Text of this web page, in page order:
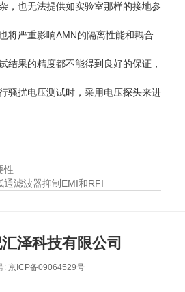
，也无法提供如实验室那样的接地参
将严重影响AMN的隔离性能和耦合
结果的精度都不能得到良好的保证，
骚扰电压测试时，采用电压探头来进
性
通滤波器抑制EMI和RFI
泽科技有限公司
: 京ICP备09064529号